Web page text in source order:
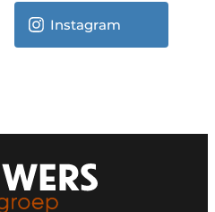
Instagram